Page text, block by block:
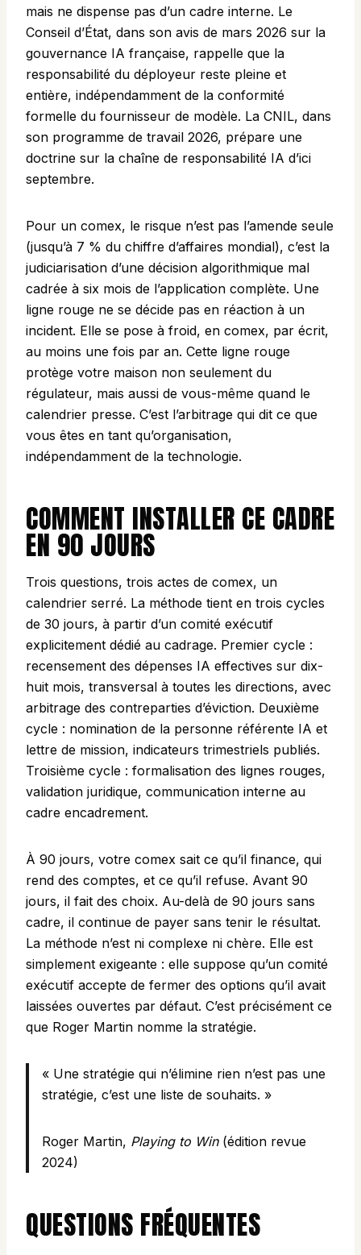
mais ne dispense pas d’un cadre interne. Le
Conseil d’État, dans son avis de mars 2026 sur la
gouvernance IA française, rappelle que la
responsabilité du déployeur reste pleine et
entière, indépendamment de la conformité
formelle du fournisseur de modèle. La CNIL, dans
son programme de travail 2026, prépare une
doctrine sur la chaîne de responsabilité IA d’ici
septembre.
Pour un comex, le risque n’est pas l’amende seule
(jusqu’à 7 % du chiffre d’affaires mondial), c’est la
judiciarisation d’une décision algorithmique mal
cadrée à six mois de l’application complète. Une
ligne rouge ne se décide pas en réaction à un
incident. Elle se pose à froid, en comex, par écrit,
au moins une fois par an. Cette ligne rouge
protège votre maison non seulement du
régulateur, mais aussi de vous-même quand le
calendrier presse. C’est l’arbitrage qui dit ce que
vous êtes en tant qu’organisation,
indépendamment de la technologie.
COMMENT INSTALLER CE CADRE
EN 90 JOURS
Trois questions, trois actes de comex, un
calendrier serré. La méthode tient en trois cycles
de 30 jours, à partir d’un comité exécutif
explicitement dédié au cadrage. Premier cycle :
recensement des dépenses IA effectives sur dix-
huit mois, transversal à toutes les directions, avec
arbitrage des contreparties d’éviction. Deuxième
cycle : nomination de la personne référente IA et
lettre de mission, indicateurs trimestriels publiés.
Troisième cycle : formalisation des lignes rouges,
validation juridique, communication interne au
cadre encadrement.
À 90 jours, votre comex sait ce qu’il finance, qui
rend des comptes, et ce qu’il refuse. Avant 90
jours, il fait des choix. Au-delà de 90 jours sans
cadre, il continue de payer sans tenir le résultat.
La méthode n’est ni complexe ni chère. Elle est
simplement exigeante : elle suppose qu’un comité
exécutif accepte de fermer des options qu’il avait
laissées ouvertes par défaut. C’est précisément ce
que Roger Martin nomme la stratégie.
« Une stratégie qui n’élimine rien n’est pas une
stratégie, c’est une liste de souhaits. »
Roger Martin, Playing to Win(édition revue
2024)
QUESTIONS FRÉQUENTES